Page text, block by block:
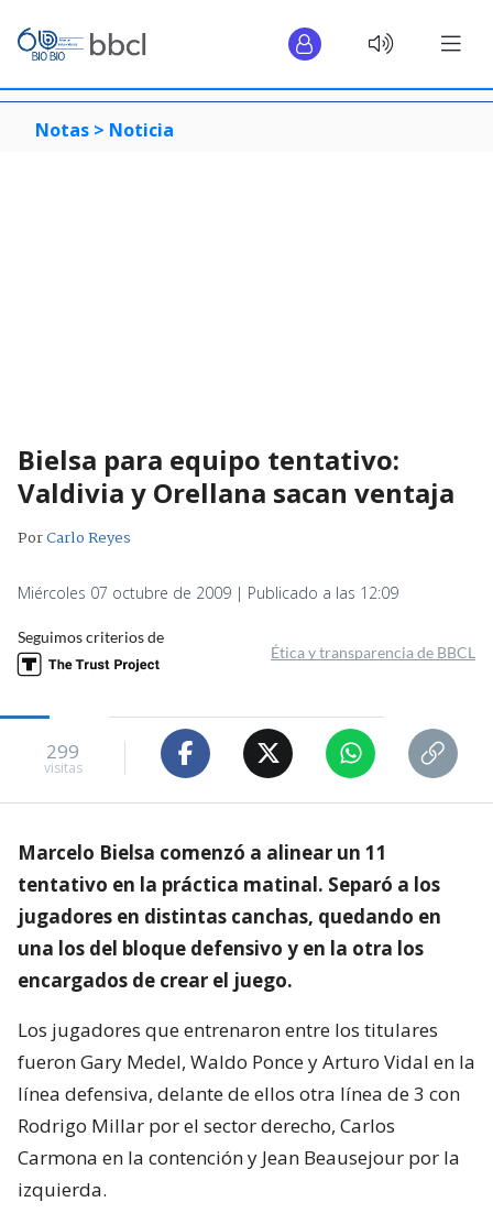
Notas > Noticia
Bielsa para equipo tentativo:
Valdivia y Orellana sacan ventaja
PorCarlo Reyes
Miércoles 07 octubre de 2009 | Publicado a las 12:09
Seguimos criterios de
Ética y transparencia de BBCL
299
visitas
Marcelo Bielsa comenzó a alinear un 11
tentativo en la práctica matinal. Separó a los
jugadores en distintas canchas, quedando en
una los del bloque defensivo y en la otra los
encargados de crear el juego.
Los jugadores que entrenaron entre los titulares
fueron Gary Medel, Waldo Ponce y Arturo Vidal en la
línea defensiva, delante de ellos otra línea de 3 con
Rodrigo Millar por el sector derecho, Carlos
Carmona en la contención y Jean Beausejour por la
izquierda.